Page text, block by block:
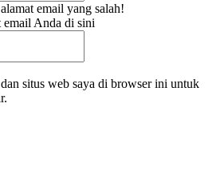
email yang salah!
email Anda di sini
situs web saya di browser ini untuk